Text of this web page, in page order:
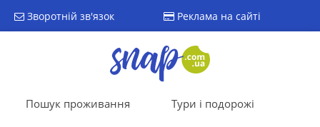
Зворотній зв'язок Реклама на сайті
Пошук проживання Тури і подорожі